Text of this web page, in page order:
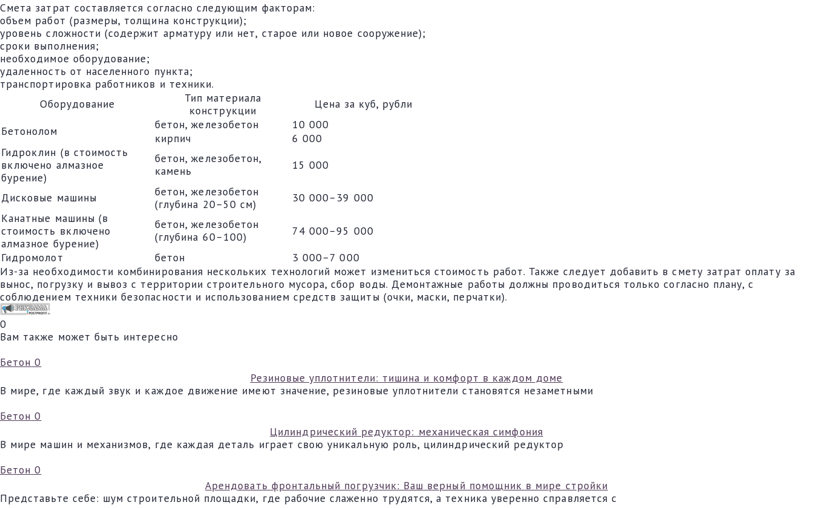
Смета затрат составляется согласно следующим факторам:
объем работ (размеры, толщина конструкции);
уровень сложности (содержит арматуру или нет, старое или новое сооружение);
сроки выполнения;
необходимое оборудование;
удаленность от населенного пункта;
транспортировка работников и техники.
Оборудование
Тип материала
конструкции
Цена за куб, рубли
Бетонолом
бетон, железобетон
10 000
кирпич
6 000
Гидроклин (в стоимость
включено алмазное
бурение)
бетон, железобетон,
камень
15 000
Дисковые машины
бетон, железобетон
(глубина 20–50 см)
30 000–39 000
Канатные машины (в
стоимость включено
алмазное бурение)
бетон, железобетон
(глубина 60–100)
74 000–95 000
Гидромолот
бетон
3 000–7 000
Из-за необходимости комбинирования нескольких технологий может измениться стоимость работ. Также следует добавить в смету затрат оплату за
вынос, погрузку и вывоз с территории строительного мусора, сбор воды. Демонтажные работы должны проводиться только согласно плану, с
соблюдением техники безопасности и использованием средств защиты (очки, маски, перчатки).
0
Вам также может быть интересно
Бетон 0
Резиновые уплотнители: тишина и комфорт в каждом доме
В мире, где каждый звук и каждое движение имеют значение, резиновые уплотнители становятся незаметными
Бетон 0
Цилиндрический редуктор: механическая симфония
В мире машин и механизмов, где каждая деталь играет свою уникальную роль, цилиндрический редуктор
Бетон 0
Арендовать фронтальный погрузчик: Ваш верный помощник в мире стройки
Представьте себе: шум строительной площадки, где рабочие слаженно трудятся, а техника уверенно справляется с